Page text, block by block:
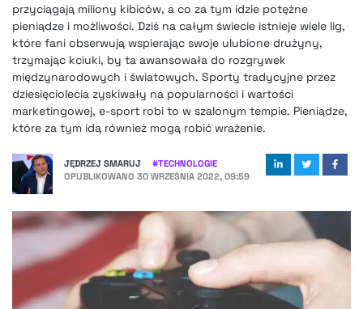
przyciągają miliony kibiców, a co za tym idzie potężne
pieniądze i możliwości. Dziś na całym świecie istnieje wiele lig,
które fani obserwują wspierając swoje ulubione drużyny,
trzymając kciuki, by ta awansowała do rozgrywek
międzynarodowych i światowych. Sporty tradycyjne przez
dziesięciolecia zyskiwały na popularności i wartości
marketingowej, e-sport robi to w szalonym tempie. Pieniądze,
które za tym idą również mogą robić wrażenie.
JĘDRZEJ SMARUJ #TECHNOLOGIE
OPUBLIKOWANO 30 WRZEŚNIA 2022, 09:59